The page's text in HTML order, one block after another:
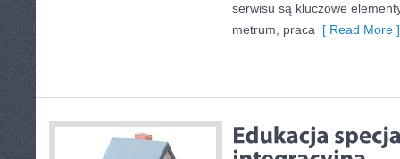
serwisu są kluczowe
metrum, praca [ Read More ]